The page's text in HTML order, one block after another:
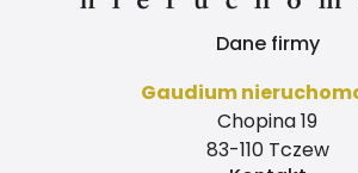
Dane firmy
Gaudium
Chopina 19
83-110 Tczew